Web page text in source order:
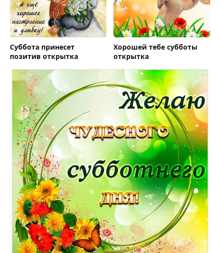
Суббота принесет
позитив открытка
Хорошей тебе субботы
открытка